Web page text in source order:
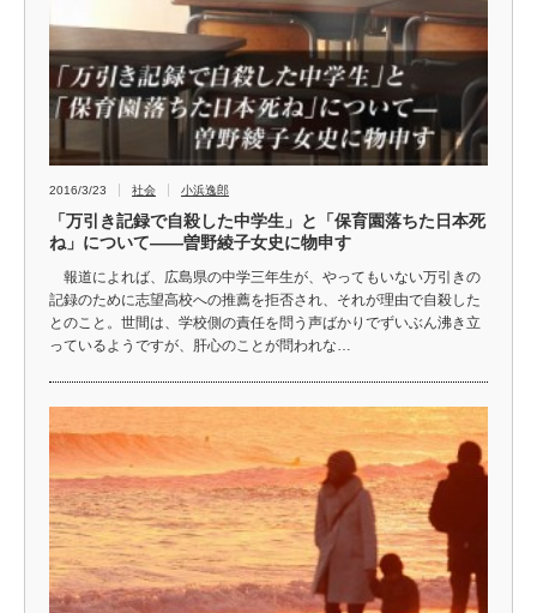
2016/3/23 社会 小浜逸郎
「万引き記録で自殺した中学生」と「保育園落ちた日本死
ね」について――曽野綾子女史に物申す
報道によれば、広島県の中学三年生が、やってもいない万引きの
記録のために志望高校への推薦を拒否され、それが理由で自殺した
とのこと。世間は、学校側の責任を問う声ばかりでずいぶん沸き立
っているようですが、肝心のことが問われな…